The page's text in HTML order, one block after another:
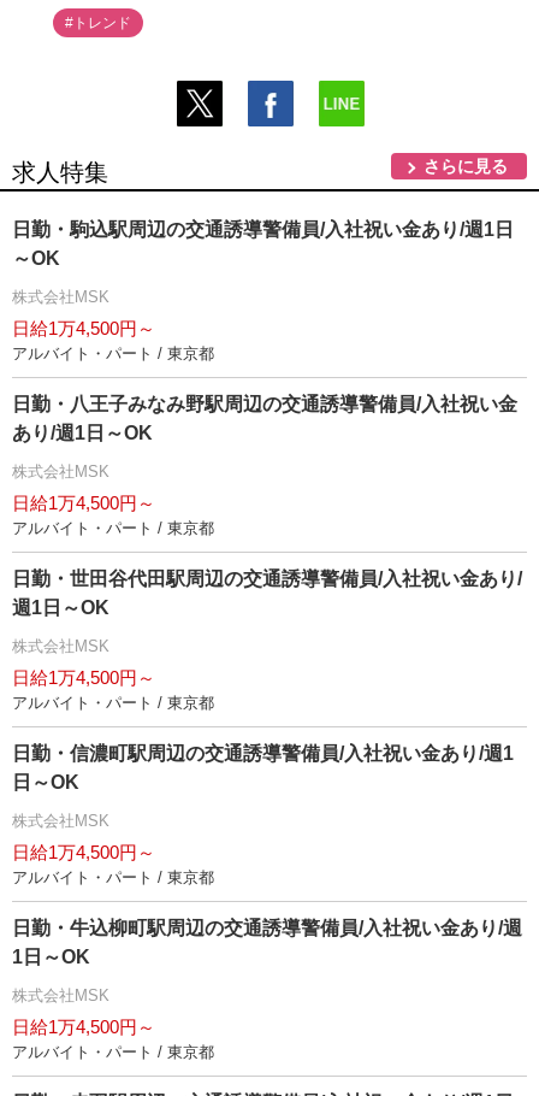
#トレンド
求人特集 さらに見る
日勤・駒込駅周辺の交通誘導警備員/入社祝い金あり/週1日
～OK
株式会社MSK
日給1万4,500円～
アルバイト・パート / 東京都
日勤・八王子みなみ野駅周辺の交通誘導警備員/入社祝い金
あり/週1日～OK
株式会社MSK
日給1万4,500円～
アルバイト・パート / 東京都
日勤・世田谷代田駅周辺の交通誘導警備員/入社祝い金あり/
週1日～OK
株式会社MSK
日給1万4,500円～
アルバイト・パート / 東京都
日勤・信濃町駅周辺の交通誘導警備員/入社祝い金あり/週1
日～OK
株式会社MSK
日給1万4,500円～
アルバイト・パート / 東京都
日勤・牛込柳町駅周辺の交通誘導警備員/入社祝い金あり/週
1日～OK
株式会社MSK
日給1万4,500円～
アルバイト・パート / 東京都